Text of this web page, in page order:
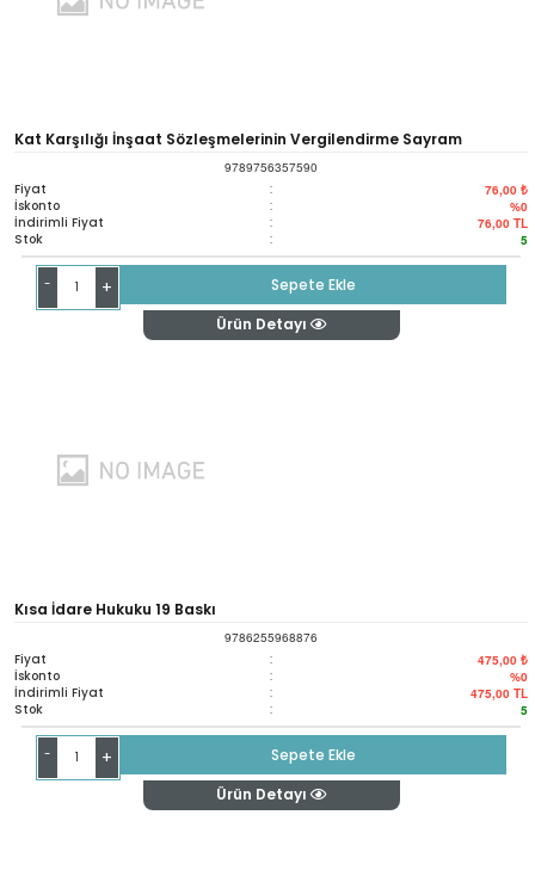
Kat Karşılığı İnşaat Sözleşmelerinin Vergilendirme Sayram
Yayınevi
9789756357590
Fiyat : 76,00 ₺
İskonto : %0
İndirimli Fiyat : 76,00 TL
Stok : 5
- +
Sepete Ekle
Ürün Detayı
Kısa İdare Hukuku 19 Baskı
9786255968876
Fiyat : 475,00 ₺
İskonto : %0
İndirimli Fiyat : 475,00 TL
Stok : 5
- +
Sepete Ekle
Ürün Detayı